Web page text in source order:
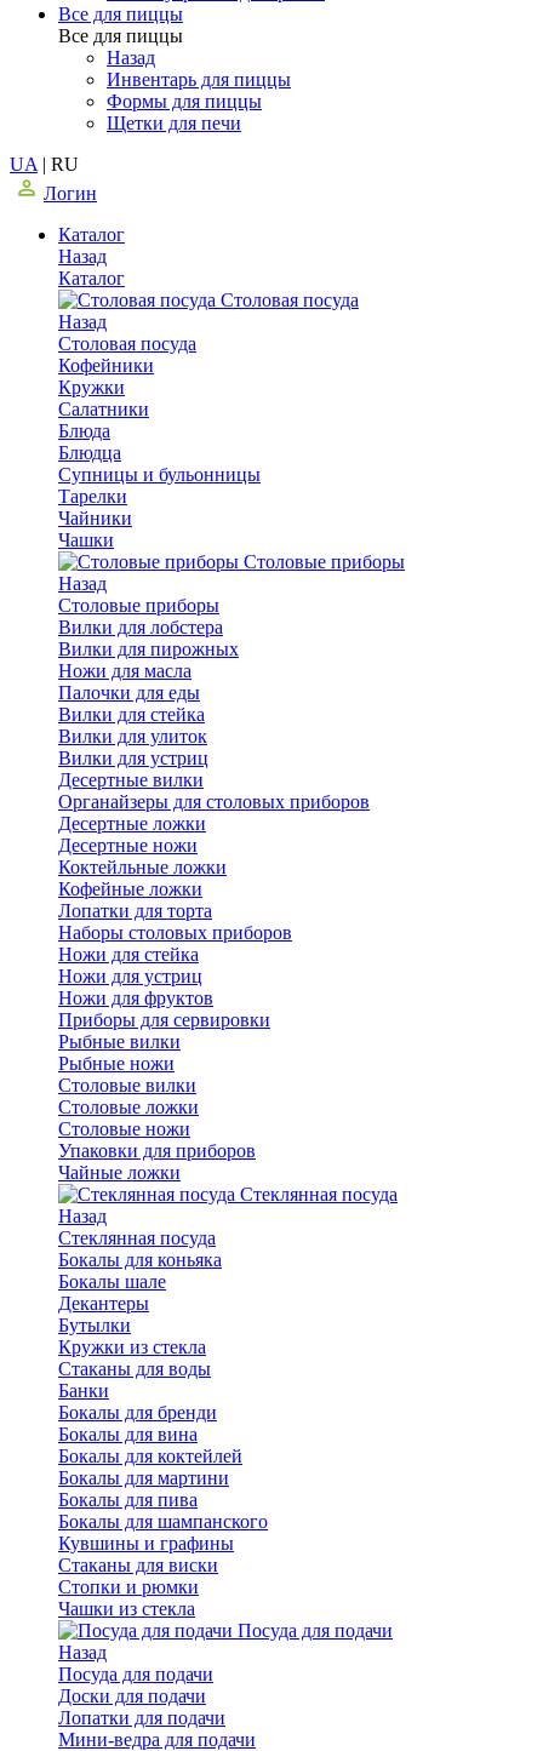
Все для пиццы
Все для пиццы
Назад
Инвентарь для пиццы
Формы для пиццы
Щетки для печи
UA | RU
Логин
Каталог
Назад
Каталог
Столовая посуда
Назад
Столовая посуда
Кофейники
Кружки
Салатники
Блюда
Блюдца
Супницы и бульонницы
Тарелки
Чайники
Чашки
Cтоловые приборы
Назад
Cтоловые приборы
Вилки для лобстера
Вилки для пирожных
Ножи для масла
Палочки для еды
Вилки для стейка
Вилки для улиток
Вилки для устриц
Десертные вилки
Органайзеры для столовых приборов
Десертные ложки
Десертные ножи
Коктейльные ложки
Кофейные ложки
Лопатки для торта
Наборы столовых приборов
Ножи для стейка
Ножи для устриц
Ножи для фруктов
Приборы для сервировки
Рыбные вилки
Рыбные ножи
Столовые вилки
Столовые ложки
Столовые ножи
Упаковки для приборов
Чайные ложки
Стеклянная посуда
Назад
Стеклянная посуда
Бокалы для коньяка
Бокалы шале
Декантеры
Бутылки
Кружки из стекла
Стаканы для воды
Банки
Бокалы для бренди
Бокалы для вина
Бокалы для коктейлей
Бокалы для мартини
Бокалы для пива
Бокалы для шампанского
Кувшины и графины
Стаканы для виски
Стопки и рюмки
Чашки из стекла
Посуда для подачи
Назад
Посуда для подачи
Доски для подачи
Лопатки для подачи
Мини-ведра для подачи